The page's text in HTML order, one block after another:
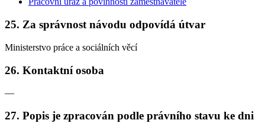
25. Za správnost návodu odpovídá útvar
Ministerstvo práce a sociálních věcí
26. Kontaktní osoba
—
27. Popis je zpracován podle právního stavu ke dni